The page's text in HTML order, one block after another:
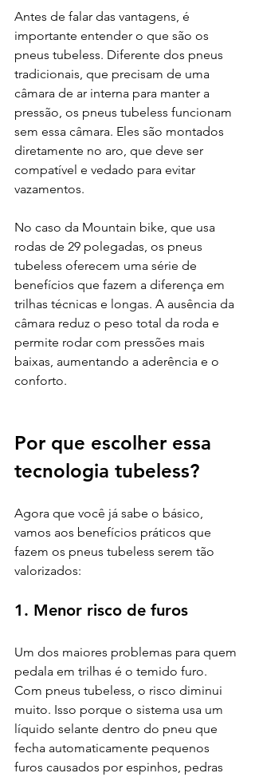
Antes de falar das vantagens, é
importante entender o que são os
pneus tubeless. Diferente dos pneus
tradicionais, que precisam de uma
câmara de ar interna para manter a
pressão, os pneus tubeless funcionam
sem essa câmara. Eles são montados
diretamente no aro, que deve ser
compatível e vedado para evitar
vazamentos.
No caso da Mountain bike, que usa
rodas de 29 polegadas, os pneus
tubeless oferecem uma série de
benefícios que fazem a diferença em
trilhas técnicas e longas. A ausência da
câmara reduz o peso total da roda e
permite rodar com pressões mais
baixas, aumentando a aderência e o
conforto.
Por que escolher essa
tecnologia tubeless?
Agora que você já sabe o básico,
vamos aos benefícios práticos que
fazem os pneus tubeless serem tão
valorizados:
1. Menor risco de furos
Um dos maiores problemas para quem
pedala em trilhas é o temido furo.
Com pneus tubeless, o risco diminui
muito. Isso porque o sistema usa um
líquido selante dentro do pneu que
fecha automaticamente pequenos
furos causados por espinhos, pedras